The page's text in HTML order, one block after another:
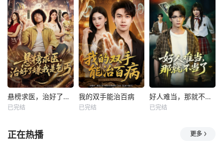
悬榜求医，治好了嫌我是乞丐
已完结
我的双手能治百病
已完结
好人难当，那就不当了
已完结
正在热播 更多